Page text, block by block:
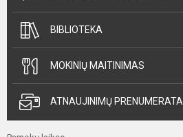
BIBLIOTEKA
MOKINIŲ MAITINIMAS
ATNAUJINIMŲ PRENUMERATA